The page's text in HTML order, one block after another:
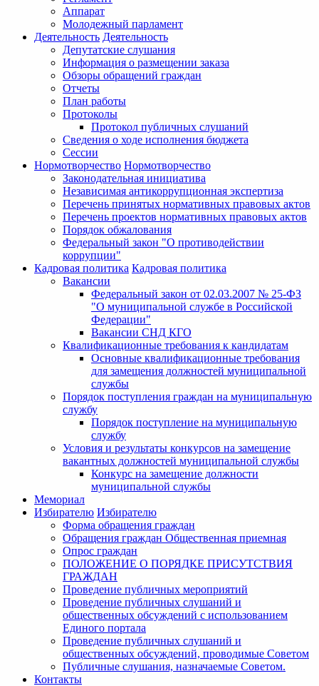
Аппарат
Молодежный парламент
Деятельность Деятельность
Депутатские слушания
Информация о размещении заказа
Обзоры обращений граждан
Отчеты
План работы
Протоколы
Протокол публичных слушаний
Сведения о ходе исполнения бюджета
Сессии
Нормотворчество Нормотворчество
Законодательная инициатива
Независимая антикоррупционная экспертиза
Перечень принятых нормативных правовых актов
Перечень проектов нормативных правовых актов
Порядок обжалования
Федеральный закон "О противодействии
коррупции"
Кадровая политика Кадровая политика
Вакансии
Федеральный закон от 02.03.2007 № 25-ФЗ
"О муниципальной службе в Российской
Федерации"
Вакансии СНД КГО
Квалификационные требования к кандидатам
Основные квалификационные требования
для замещения должностей муниципальной
службы
Порядок поступления граждан на муниципальную
службу
Порядок поступление на муниципальную
службу
Условия и результаты конкурсов на замещение
вакантных должностей муниципальной службы
Конкурс на замещение должности
муниципальной службы
Мемориал
Избирателю Избирателю
Форма обращения граждан
Обращения граждан Общественная приемная
Опрос граждан
ПОЛОЖЕНИЕ О ПОРЯДКЕ ПРИСУТСТВИЯ
ГРАЖДАН
Проведение публичных мероприятий
Проведение публичных слушаний и
общественных обсуждений с использованием
Единого портала
Проведение публичных слушаний и
общественных обсуждений, проводимые Советом
Публичные слушания, назначаемые Советом.
Контакты